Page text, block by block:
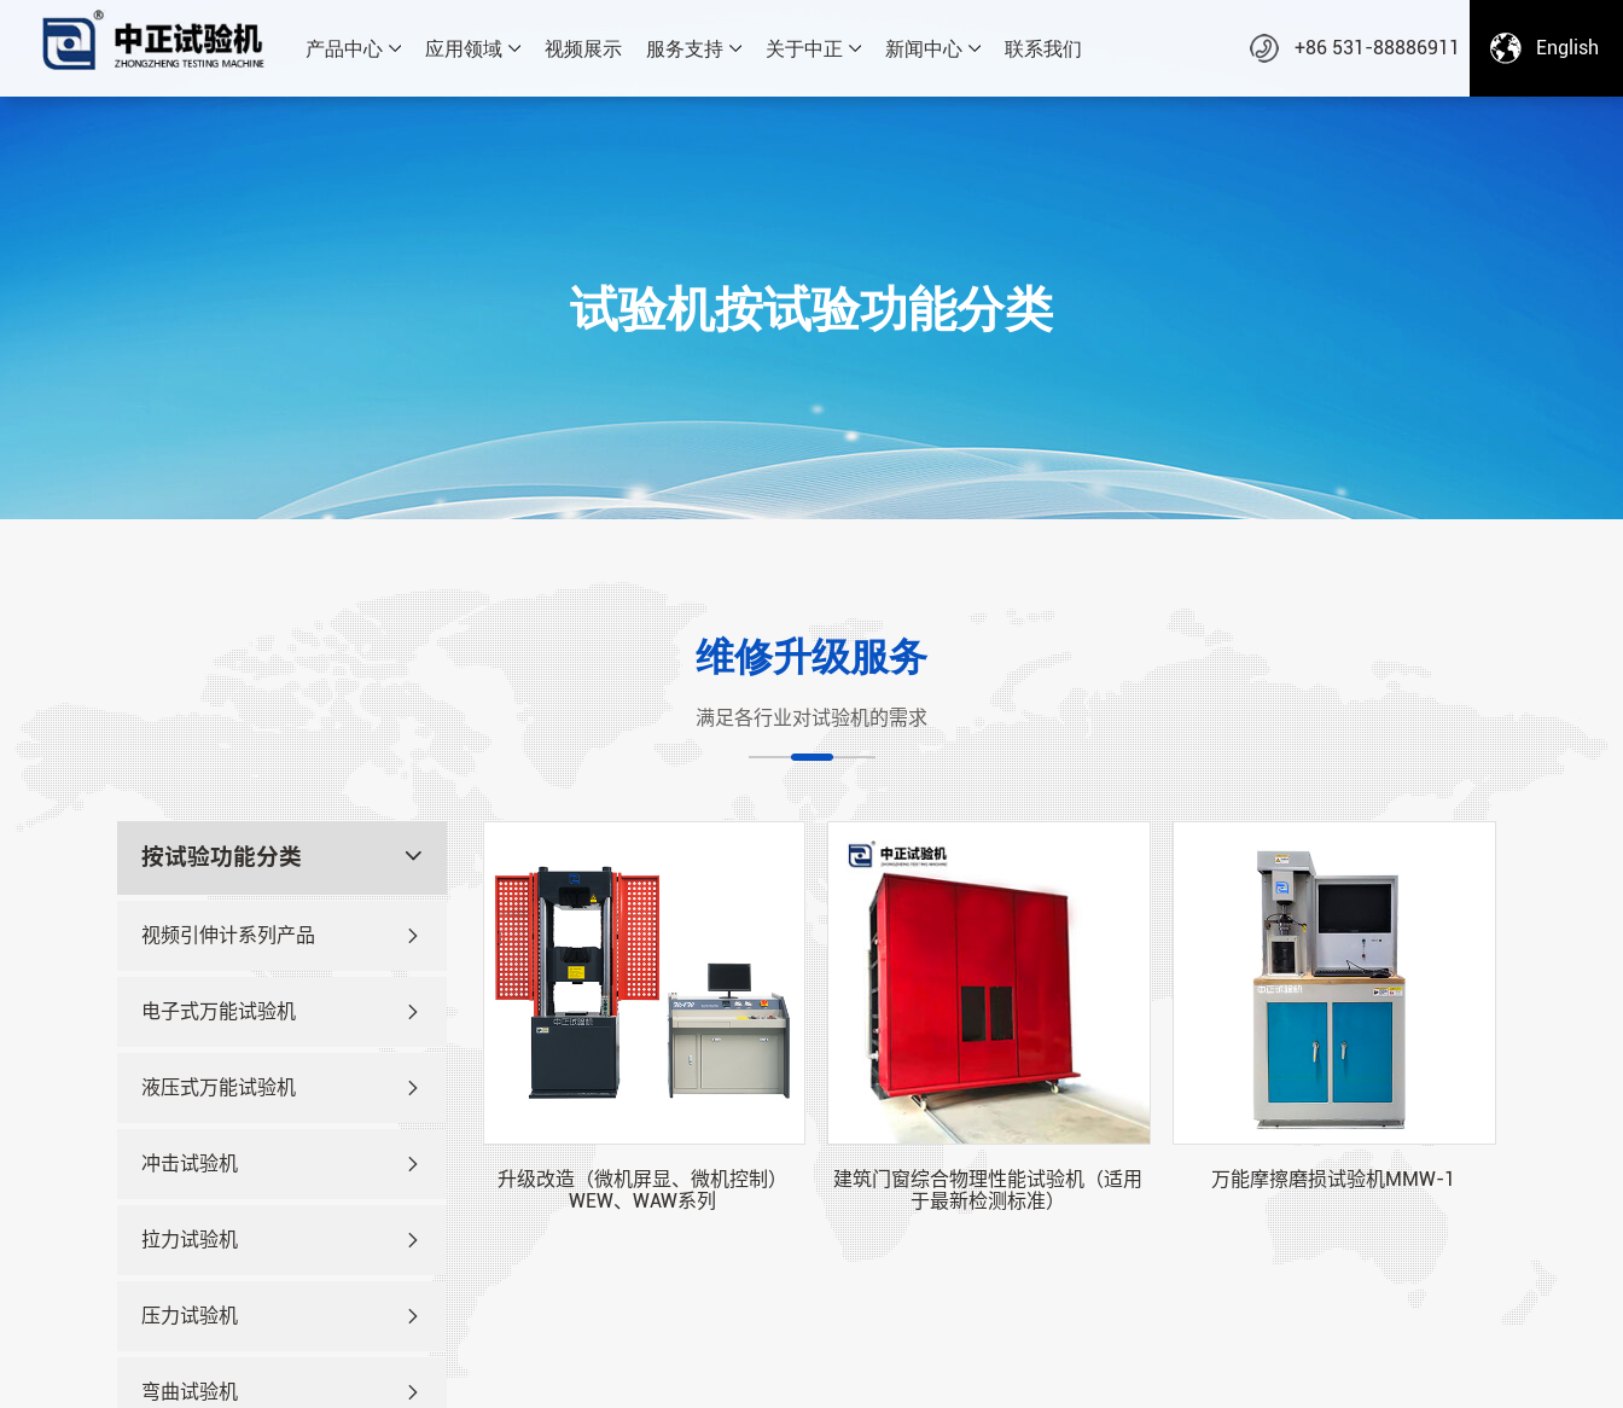
产品中心 应用领域 视频展示 服务支持 关于中正 新闻中心 联系我们 +86 531-88886911 English
试验机按试验功能分类
维修升级服务
满足各行业对试验机的需求
按试验功能分类
视频引伸计系列产品
电子式万能试验机
液压式万能试验机
冲击试验机
拉力试验机
压力试验机
弯曲试验机
升级改造（微机屏显、微机控制）
WEW、WAW系列
建筑门窗综合物理性能试验机（适用
于最新检测标准）
万能摩擦磨损试验机MMW-1